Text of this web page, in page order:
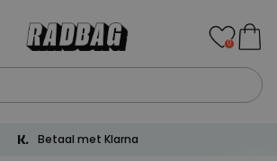
0
Betaal met Klarna